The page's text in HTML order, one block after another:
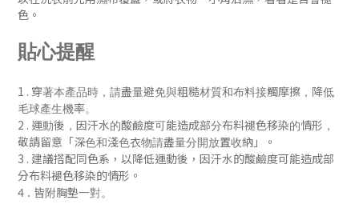
色 。
貼心提醒
1 . 穿著本產品時，請盡量避免與粗糙材質和布料接觸摩擦，降低
毛球產生機率。
2 . 運動後， 因汗水的酸鹼度可能造成部分布料褪色移染的情形，
敬請留意 「深色和淺色衣物請盡量分開放置收納 」 。
3 . 建議搭配同色系， 以降低運動後， 因汗水的酸鹼度可能造成部
分布料褪色移染的情形 。
4 . 皆附胸墊一對。